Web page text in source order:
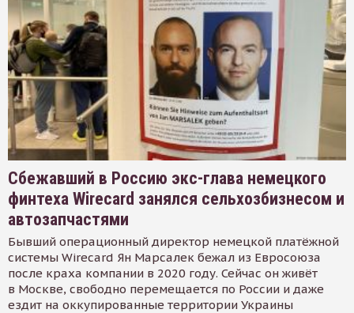
Сбежавший в Россию экс-глава немецкого
финтеха Wirecard занялся сельхозбизнесом и
автозапчастями
Бывший операционный директор немецкой платёжной
системы Wirecard Ян Марсалек бежал из Евросоюза
после краха компании в 2020 году. Сейчас он живёт
в Москве, свободно перемещается по России и даже
ездит на оккупированные территории Украины